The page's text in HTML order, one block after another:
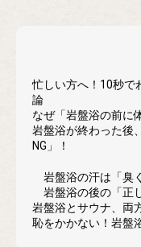
忙しい方へ！10秒で
論
なぜ「岩盤浴の前に
岩盤浴が終わった後
NG」！
岩盤浴の汗は「臭
岩盤浴の後の「正
岩盤浴とサウナ、両
恥をかかない！岩盤